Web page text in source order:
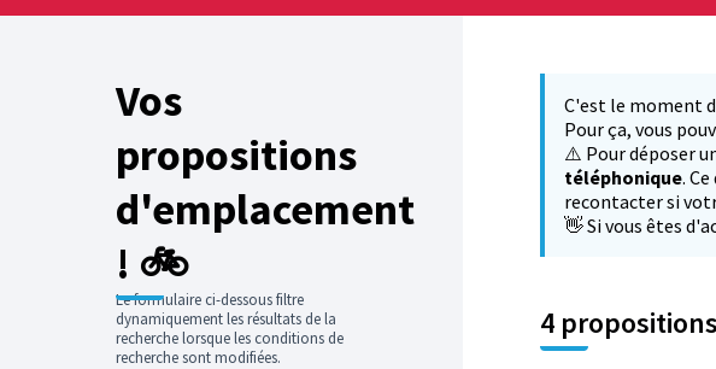
Vos
propositions
d'emplacement
! 🚲
Le formulaire ci-dessous filtre
dynamiquement les résultats de la
recherche lorsque les conditions de
recherche sont modifiées.
C'est le moment
Pour ça, vous
⚠️ Pour déposer
téléphonique.
recontacter si
👋 Si vous êtes
4 propositions